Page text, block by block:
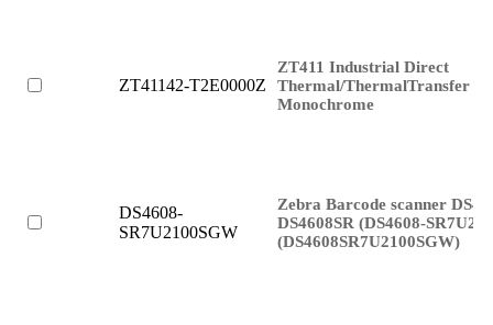
ZT41142-T2E0000Z
ZT411 Industrial Direct
Thermal/ThermalTransfer
Monochrome
DS4608-
SR7U2100SGW
Zebra Barcode scanner
DS4608SR (DS4608-
(DS4608SR7U2100SGW)